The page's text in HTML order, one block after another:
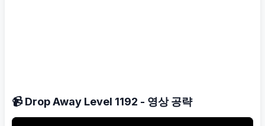
📹 Drop Away Level 1192 - 영상 공략